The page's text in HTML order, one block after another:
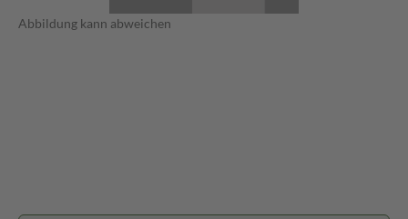
Abbildung kann abweichen